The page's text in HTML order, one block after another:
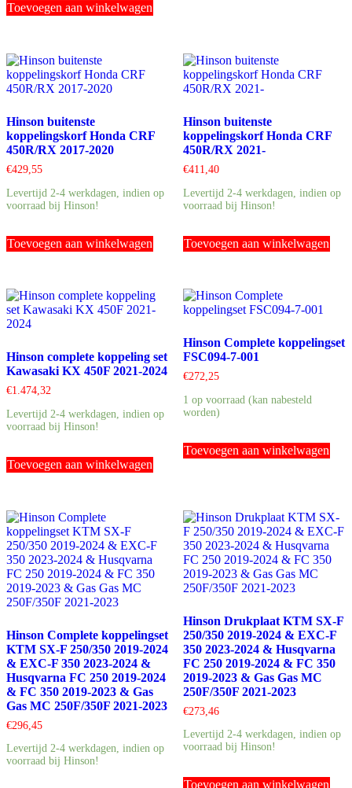
Toevoegen aan winkelwagen
Hinson buitenste
koppelingskorf Honda CRF
450R/RX 2017-2020
€429,55
Levertijd 2-4 werkdagen, indien op
voorraad bij Hinson!
Toevoegen aan winkelwagen
Hinson buitenste
koppelingskorf Honda CRF
450R/RX 2021-
€411,40
Levertijd 2-4 werkdagen, indien op
voorraad bij Hinson!
Toevoegen aan winkelwagen
Hinson complete koppeling set
Kawasaki KX 450F 2021-2024
€1.474,32
Levertijd 2-4 werkdagen, indien op
voorraad bij Hinson!
Toevoegen aan winkelwagen
Hinson Complete koppelingset
FSC094-7-001
€272,25
1 op voorraad (kan nabesteld
worden)
Toevoegen aan winkelwagen
Hinson Complete koppelingset
KTM SX-F 250/350 2019-2024
& EXC-F 350 2023-2024 &
Husqvarna FC 250 2019-2024
& FC 350 2019-2023 & Gas
Gas MC 250F/350F 2021-2023
€296,45
Levertijd 2-4 werkdagen, indien op
voorraad bij Hinson!
Hinson Drukplaat KTM SX-F
250/350 2019-2024 & EXC-F
350 2023-2024 & Husqvarna
FC 250 2019-2024 & FC 350
2019-2023 & Gas Gas MC
250F/350F 2021-2023
€273,46
Levertijd 2-4 werkdagen, indien op
voorraad bij Hinson!
Toevoegen aan winkelwagen